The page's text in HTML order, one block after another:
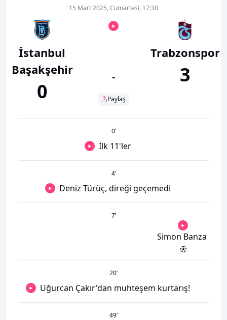
İstanbul
Başakşehir
0
15 Mart 2025, Cumartesi, 17:30
-
Paylaş
Trabzonspor
3
0’
İlk 11'ler
4’
Deniz Türüç, direği geçemedi
7’
Simon Banza
20’
Uğurcan Çakır'dan muhteşem kurtarış!
49’